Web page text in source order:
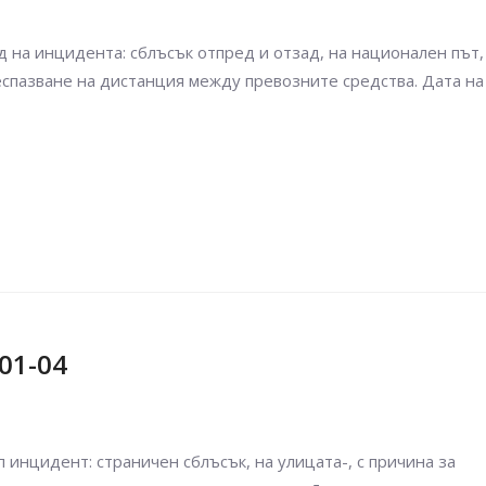
на инцидента: сблъсък отпред и отзад, на национален път,
на дистанция между превозните средства. Дата на
04
страничен сблъсък, на улицата-, с причина за